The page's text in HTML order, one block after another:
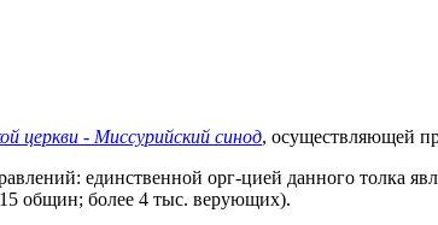
церкви - Миссурийский синод, осуществляющей
единственной орг-цией данного толка
общин; более 4 тыс. верующих).